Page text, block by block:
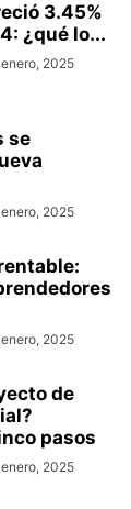
3.45%
¿qué lo...
2025
se
2025
2025
de
pasos
2025